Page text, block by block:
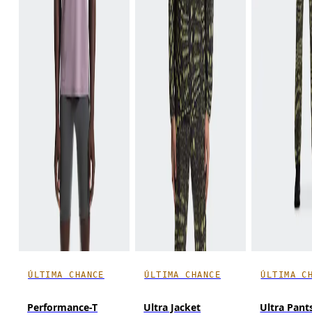
ÚLTIMA CHANCE
Performance-T
ÚLTIMA CHANCE
Ultra Jacket
ÚLTIMA
Ultra